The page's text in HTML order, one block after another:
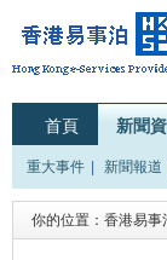
首頁 新聞
重大事件 新聞報道
你的位置： 香港易事